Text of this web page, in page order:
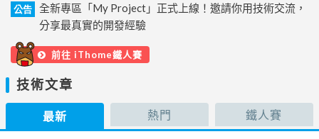
公告
全新專區「My Project」正式上線！邀請你用技術交流，
分享最真實的開發經驗
前往 iThome鐵人賽
技術文章
最新 熱門 鐵人賽